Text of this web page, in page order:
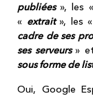
publiées », les «
« extrait », les «
cadre de ses
ses serveurs »
sous forme de
Oui, Google